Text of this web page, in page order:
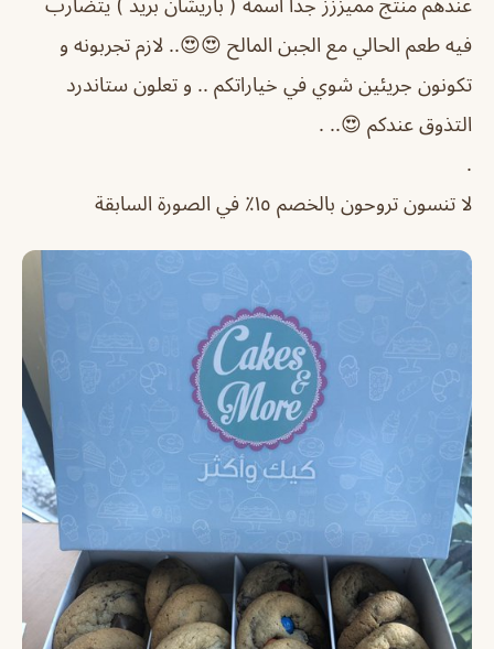
عندهم منتج مميززز جدا اسمه ( باريشان بريد ) يتضارب
فيه طعم الحالي مع الجبن المالح 😍😍.. لازم تجربونه و
تكونون جريئين شوي في خياراتكم .. و تعلون ستاندرد
التذوق عندكم 😍.. .
.
لا تنسون تروحون بالخصم ١٥٪‏ في الصورة السابقة